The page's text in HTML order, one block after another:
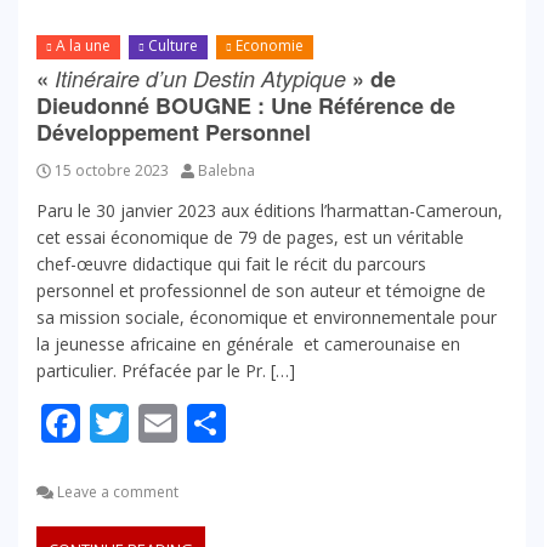
A la une Culture Economie
« Itinéraire d’un Destin Atypique » de
Dieudonné BOUGNE : Une Référence de
Développement Personnel
15 octobre 2023 Balebna
Paru le 30 janvier 2023 aux éditions l’harmattan-Cameroun,
cet essai économique de 79 de pages, est un véritable
chef-œuvre didactique qui fait le récit du parcours
personnel et professionnel de son auteur et témoigne de
sa mission sociale, économique et environnementale pour
la jeunesse africaine en générale et camerounaise en
particulier. Préfacée par le Pr. […]
Facebook
Twitter
Email
Leave a comment